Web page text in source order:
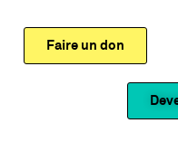
Faire un don